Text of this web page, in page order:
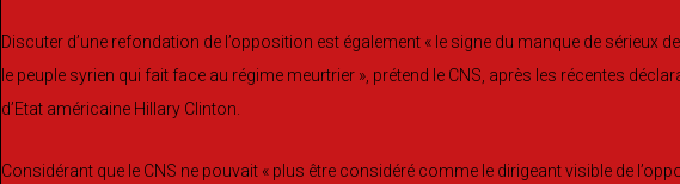
Discuter d’une refondation de l’opposition est également « le signe du manque de sérieux
le peuple syrien qui fait face au régime meurtrier », prétend le CNS, après les récentes
d’Etat américaine Hillary Clinton.
Considérant que le CNS ne pouvait « plus être considéré comme le dirigeant visible de